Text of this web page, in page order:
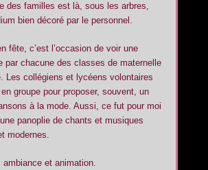
des familles est là, sous les arbres,
bien décoré par le personnel.
fête, c’est l’occasion de voir une
par chacune des classes de maternelle
Les collégiens et lycéens volontaires
groupe pour proposer, souvent, un
à la mode. Aussi, ce fut pour moi
panoplie de chants et musiques
modernes.
ambiance et animation.